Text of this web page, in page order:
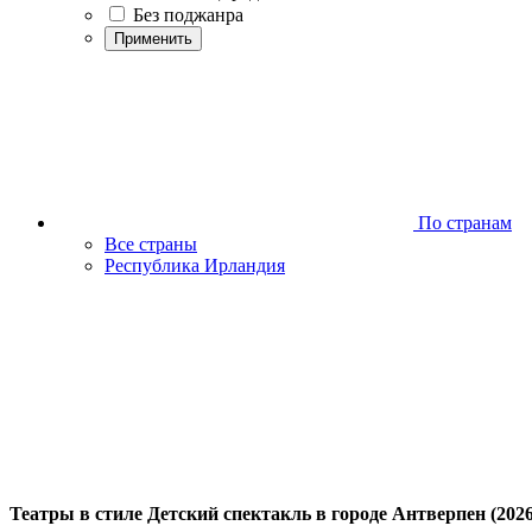
Без поджанра
Применить
По странам
Все страны
Республика Ирландия
Театры в стиле Детский спектакль в городе Антверпен